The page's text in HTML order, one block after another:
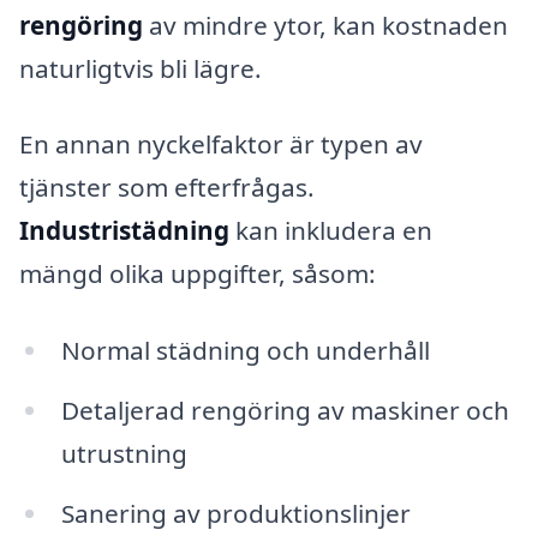
rengöring av mindre ytor, kan kostnaden
naturligtvis bli lägre.
En annan nyckelfaktor är typen av
tjänster som efterfrågas.
Industristädning kan inkludera en
mängd olika uppgifter, såsom:
Normal städning och underhåll
Detaljerad rengöring av maskiner och
utrustning
Sanering av produktionslinjer